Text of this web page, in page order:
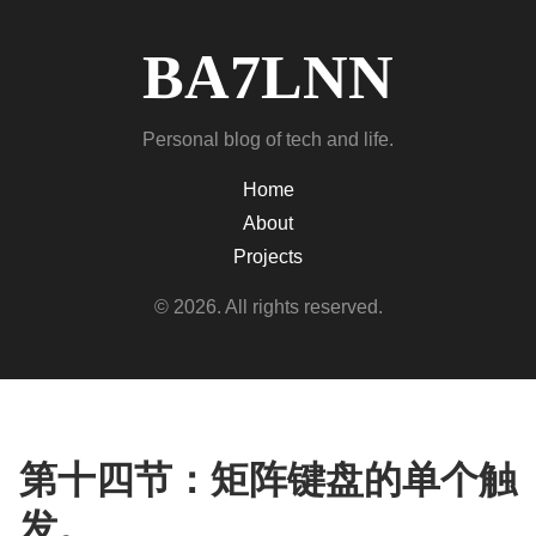
BA7LNN
Personal blog of tech and life.
Home
About
Projects
© 2026. All rights reserved.
第十四节：矩阵键盘的单个触